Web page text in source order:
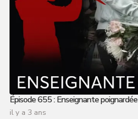
Épisode 655 : Enseignante poignardée
il y a 3 ans